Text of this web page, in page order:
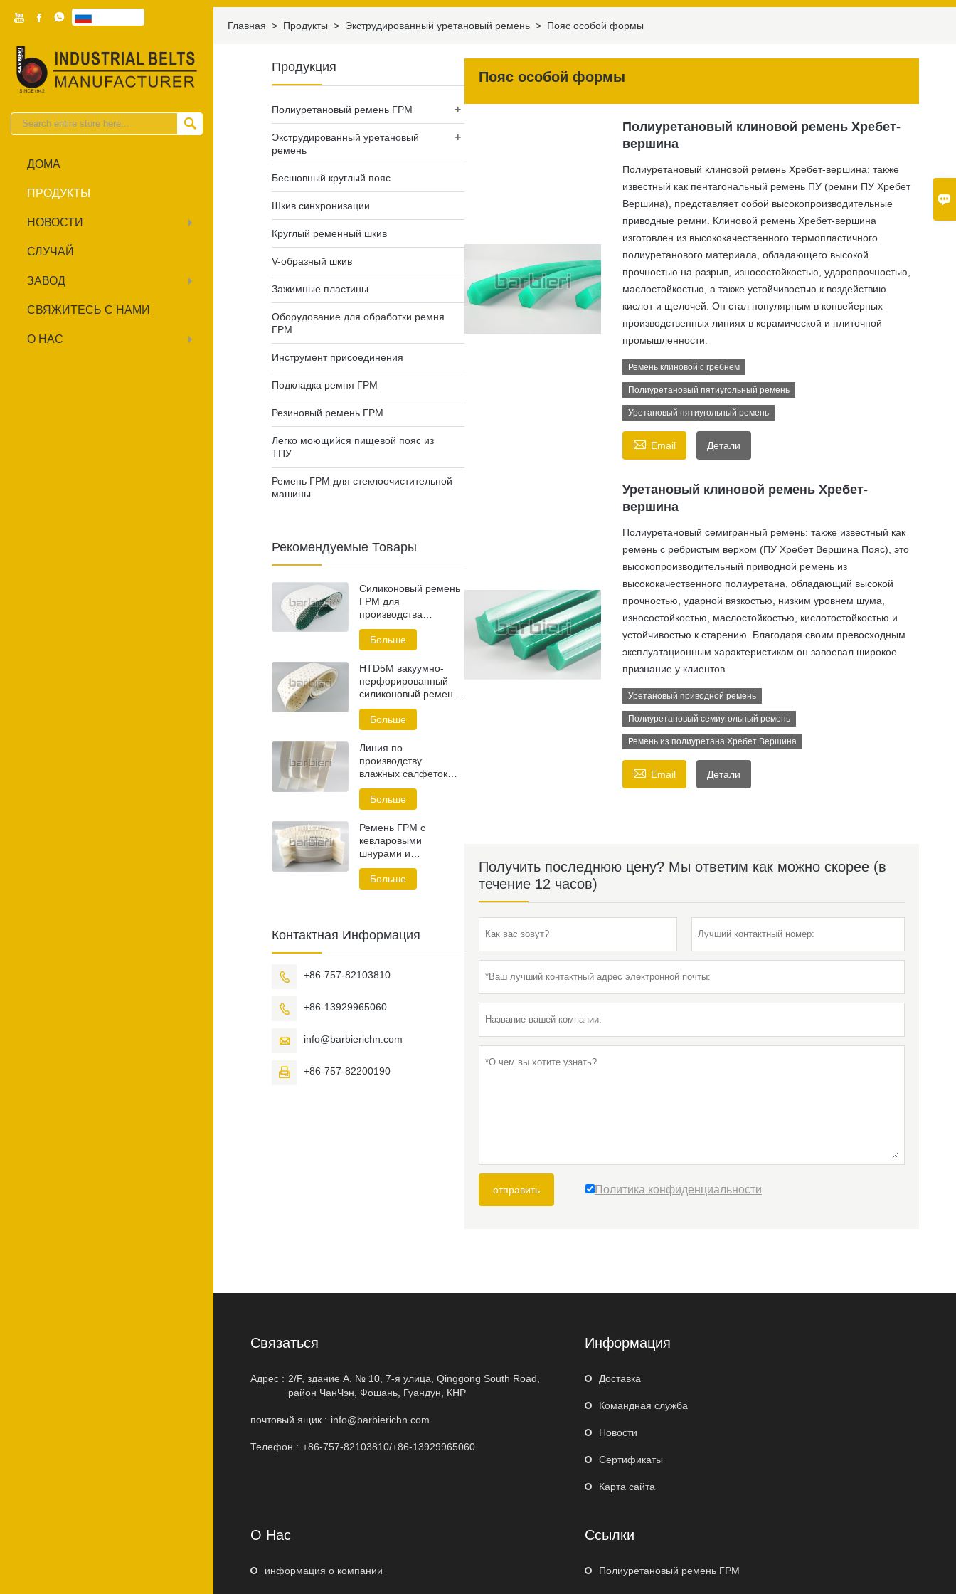

  

ДОМА
ПРОДУКТЫ
НОВОСТИ
СЛУЧАЙ
ЗАВОД
СВЯЖИТЕСЬ С НАМИ
О НАС
Главная > Продукты > Экструдированный уретановый ремень > Пояс особой формы
Пояс особой формы
Полиуретановый клиновой ремень Хребет-
вершина
Полиуретановый клиновой ремень Хребет-вершина: также
известный как пентагональный ремень ПУ (ремни ПУ Хребет
Вершина), представляет собой высокопроизводительные
приводные ремни. Клиновой ремень Хребет-вершина
изготовлен из высококачественного термопластичного
полиуретанового материала, обладающего высокой
прочностью на разрыв, износостойкостью, ударопрочностью,
маслостойкостью, а также устойчивостью к воздействию
кислот и щелочей. Он стал популярным в конвейерных
производственных линиях в керамической и плиточной
промышленности.
Ремень клиновой с гребнем
Полиуретановый пятиугольный ремень
Уретановый пятиугольный ремень
 Email Детали
Уретановый клиновой ремень Хребет-
вершина
Полиуретановый семигранный ремень: также известный как
ремень с ребристым верхом (ПУ Хребет Вершина Пояс), это
высокопроизводительный приводной ремень из
высококачественного полиуретана, обладающий высокой
прочностью, ударной вязкостью, низким уровнем шума,
износостойкостью, маслостойкостью, кислотостойкостью и
устойчивостью к старению. Благодаря своим превосходным
эксплуатационным характеристикам он завоевал широкое
признание у клиентов.
Уретановый приводной ремень
Полиуретановый семиугольный ремень
Ремень из полиуретана Хребет Вершина
 Email Детали
Получить последнюю цену? Мы ответим как можно скорее (в
течение 12 часов)
отправить Политика конфиденциальности
Продукция
+
Полиуретановый ремень ГРМ
+
Экструдированный уретановый
ремень
Бесшовный круглый пояс
Шкив синхронизации
Круглый ременный шкив
V-образный шкив
Зажимные пластины
Оборудование для обработки ремня
ГРМ
Инструмент присоединения
Подкладка ремня ГРМ
Резиновый ремень ГРМ
Легко моющийся пищевой пояс из
ТПУ
Ремень ГРМ для стеклоочистительной
машины
Рекомендуемые Товары
Силиконовый ремень
ГРМ для
производства
сантехнических
изделий
Больше
HTD5M вакуумно-
перфорированный
силиконовый ремень
ГРМ
Больше
Линия по
производству
влажных салфеток
Зубчатый ремень
Больше
Ремень ГРМ с
кевларовыми
шнурами и
треугольным
профилем
Больше
Контактная Информация
 +86-757-82103810
 +86-13929965060
 info@barbierichn.com
 +86-757-82200190
Cвязаться
Адрес : 2/F, здание A, № 10, 7-я улица, Qinggong South Road,
район ЧанЧэн, Фошань, Гуандун, КНР
почтовый ящик : info@barbierichn.com
Телефон : +86-757-82103810/+86-13929965060
Информация
Доставка
Командная служба
Новости
Сертификаты
Карта сайта
О Нас
информация о компании
Ссылки
Полиуретановый ремень ГРМ